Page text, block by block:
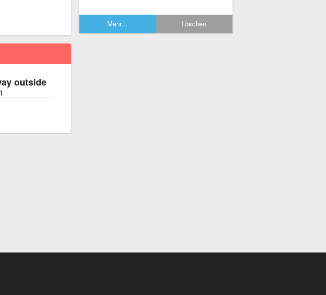
outside
Mehr... Löschen